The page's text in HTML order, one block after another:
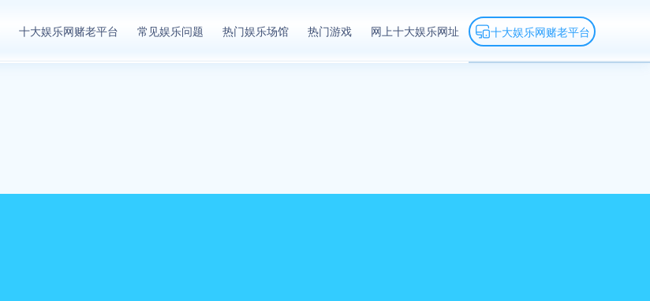
十大娱乐网赌老平台 常见娱乐问题 热门娱乐场馆 热门游戏 网上十大娱乐网址 十大娱乐网赌老平台